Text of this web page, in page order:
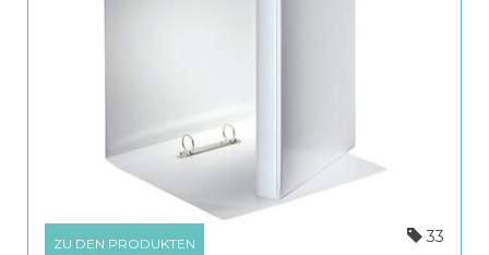
ZU DEN PRODUKTEN 33